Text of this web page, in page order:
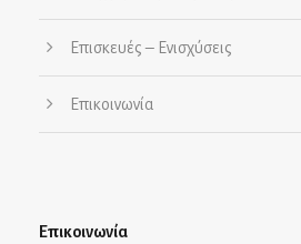
Επισκευές – Ενισχύσεις
Επικοινωνία
Επικοινωνία